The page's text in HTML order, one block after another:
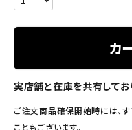
カ
実店舗と在庫を共有してお
ご注文商品確保開始時には、
こともございます。